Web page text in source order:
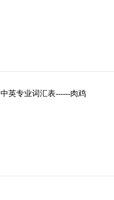
中英专业词汇表------肉鸡